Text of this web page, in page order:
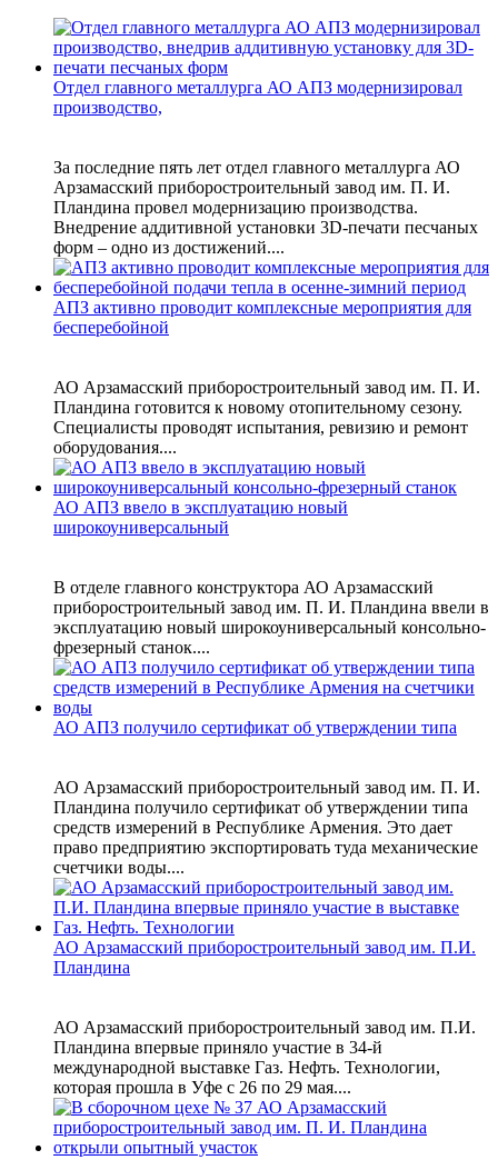
Отдел главного металлурга АО АПЗ модернизировал
производство,
За последние пять лет отдел главного металлурга АО
Арзамасский приборостроительный завод им. П. И.
Пландина провел модернизацию производства.
Внедрение аддитивной установки 3D-печати песчаных
форм – одно из достижений....
АПЗ активно проводит комплексные мероприятия для
бесперебойной
АО Арзамасский приборостроительный завод им. П. И.
Пландина готовится к новому отопительному сезону.
Специалисты проводят испытания, ревизию и ремонт
оборудования....
АО АПЗ ввело в эксплуатацию новый
широкоуниверсальный
В отделе главного конструктора АО Арзамасский
приборостроительный завод им. П. И. Пландина ввели в
эксплуатацию новый широкоуниверсальный консольно-
фрезерный станок....
АО АПЗ получило сертификат об утверждении типа
АО Арзамасский приборостроительный завод им. П. И.
Пландина получило сертификат об утверждении типа
средств измерений в Республике Армения. Это дает
право предприятию экспортировать туда механические
счетчики воды....
АО Арзамасский приборостроительный завод им. П.И.
Пландина
АО Арзамасский приборостроительный завод им. П.И.
Пландина впервые приняло участие в 34-й
международной выставке Газ. Нефть. Технологии,
которая прошла в Уфе с 26 по 29 мая....